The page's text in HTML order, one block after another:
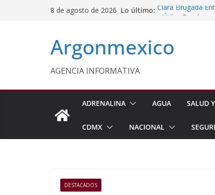
8 de agosto de 2026 Lo último: Clara Brugada
Chimalhuacán
Sheinbaum
y Perú
Argonmexico
AGENCIA INFORMATIVA
ADRENALINA AGUA SALUD
CDMX NACIONAL
DESTACADOS